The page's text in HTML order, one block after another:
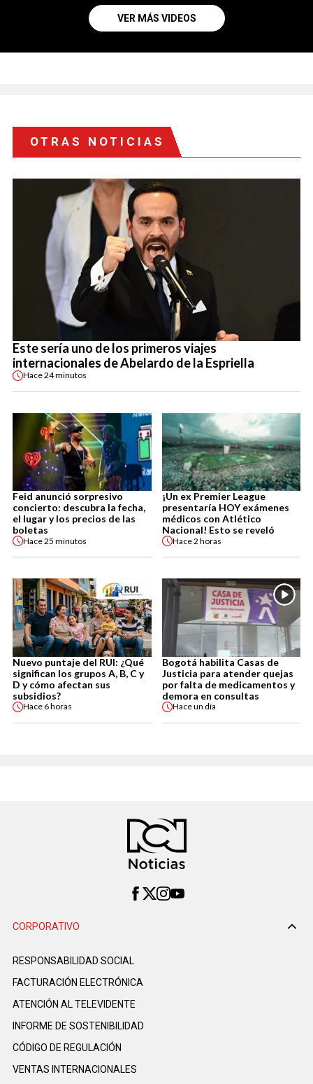
VER MÁS VIDEOS
OTRAS NOTICIAS
Este sería uno de los primeros viajes
internacionales de Abelardo de la Espriella
Hace24 minutos
Feid anunció sorpresivo
concierto: descubra la fecha,
el lugar y los precios de las
boletas
Hace25 minutos
¡Un ex Premier League
presentaría HOY exámenes
médicos con Atlético
Nacional! Esto se reveló
Hace2 horas
Nuevo puntaje del RUI: ¿Qué
significan los grupos A, B, C y
D y cómo afectan sus
subsidios?
Hace 6 horas
Bogotá habilita Casas de
Justicia para atender quejas
por falta de medicamentos y
demora en consultas
Haceun día
CORPORATIVO
RESPONSABILIDAD SOCIAL
FACTURACIÓN ELECTRÓNICA
ATENCIÓN AL TELEVIDENTE
INFORME DE SOSTENIBILIDAD
CÓDIGO DE REGULACIÓN
VENTAS INTERNACIONALES